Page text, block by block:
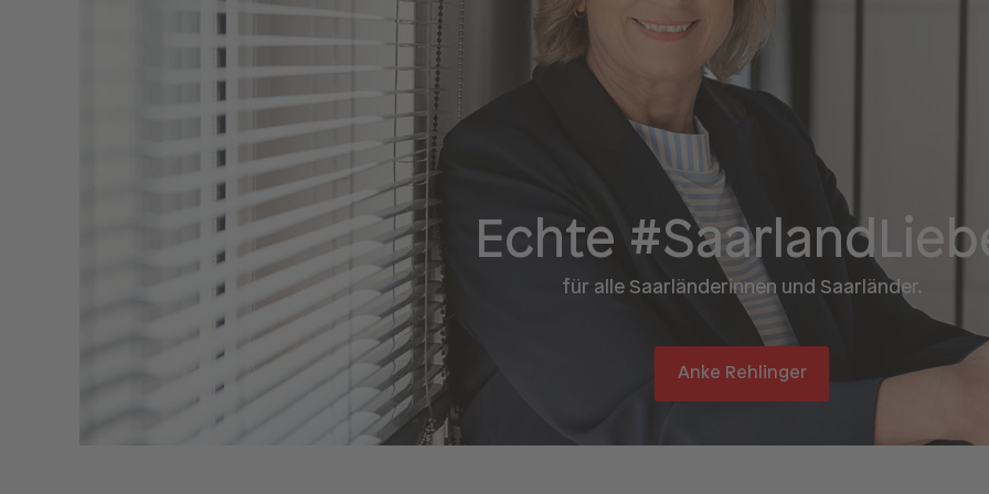
Echte
für alle Saarländerinnen und Saarländer.
Anke Rehlinger